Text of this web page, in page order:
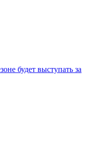
будет выступать за